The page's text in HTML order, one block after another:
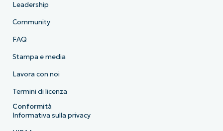
Leadership
Community
FAQ
Stampa e media
Lavora con noi
Termini di licenza
Conformità
Informativa sulla privacy